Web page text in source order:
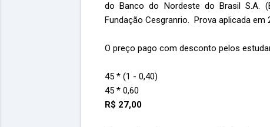
do Banco do Nordeste do Brasil S.A.
Fundação Cesgranrio. Prova aplicada em
O preço pago com desconto pelos
45 * (1 - 0,40)
45 * 0,60
R$ 27,00